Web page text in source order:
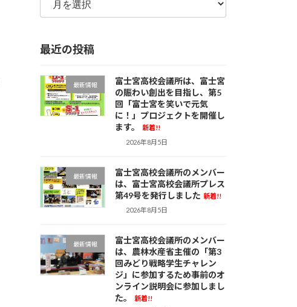
ま
の
事
最近の投稿
最新情報
富士宮高校会議所は、富士宮
の賑わい創出を目指し、第5
回「富士宮を笑いで元気
に！」プロジェクトを開催し
ます。
新着!!
2026年8月5日
最新情報
富士宮高校会議所のメンバー
は、富士宮高校会議所プレス
第49号を発行しました 新着!!
2026年8月5日
最新情報
富士宮高校会議所のメンバー
は、農林水産省主催の「第3
回みどり戦略学生チャレン
ジ」に参加するため事前のオ
ンライン説明会に参加しまし
た。
新着!!